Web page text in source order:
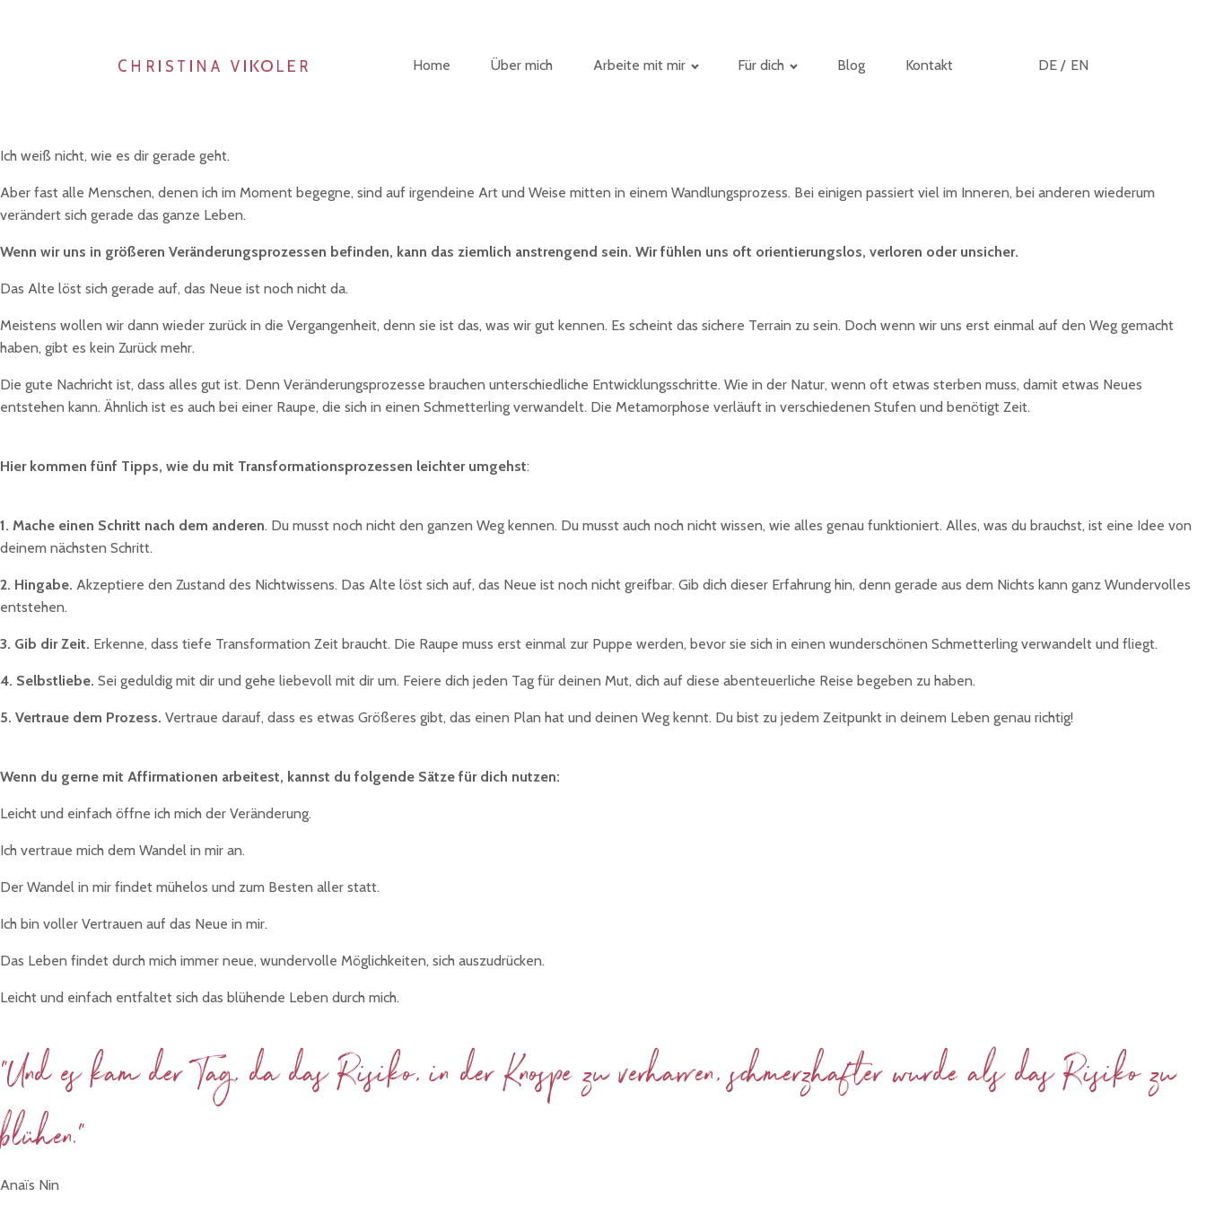
Home Über mich Arbeite mit mir Für dich Blog Kontakt DE / EN
Ich weiß nicht, wie es dir gerade geht.
Aber fast alle Menschen, denen ich im Moment begegne, sind auf irgendeine Art und Weise mitten in einem Wandlungsprozess. Bei einigen passiert viel im Inneren, bei anderen wiederum
verändert sich gerade das ganze Leben.
Wenn wir uns in größeren Veränderungsprozessen befinden, kann das ziemlich anstrengend sein. Wir fühlen uns oft orientierungslos, verloren oder unsicher.
Das Alte löst sich gerade auf, das Neue ist noch nicht da.
Meistens wollen wir dann wieder zurück in die Vergangenheit, denn sie ist das, was wir gut kennen. Es scheint das sichere Terrain zu sein. Doch wenn wir uns erst einmal auf den Weg gemacht
haben, gibt es kein Zurück mehr.
Die gute Nachricht ist, dass alles gut ist. Denn Veränderungsprozesse brauchen unterschiedliche Entwicklungsschritte. Wie in der Natur, wenn oft etwas sterben muss, damit etwas Neues
entstehen kann. Ähnlich ist es auch bei einer Raupe, die sich in einen Schmetterling verwandelt. Die Metamorphose verläuft in verschiedenen Stufen und benötigt Zeit.
Hier kommen fünf Tipps, wie du mit Transformationsprozessen leichter umgehst:
1. Mache einen Schritt nach dem anderen. Du musst noch nicht den ganzen Weg kennen. Du musst auch noch nicht wissen, wie alles genau funktioniert. Alles, was du brauchst, ist eine Idee von
deinem nächsten Schritt.
2. Hingabe. Akzeptiere den Zustand des Nichtwissens. Das Alte löst sich auf, das Neue ist noch nicht greifbar. Gib dich dieser Erfahrung hin, denn gerade aus dem Nichts kann ganz Wundervolles
entstehen.
3. Gib dir Zeit. Erkenne, dass tiefe Transformation Zeit braucht. Die Raupe muss erst einmal zur Puppe werden, bevor sie sich in einen wunderschönen Schmetterling verwandelt und fliegt.
4. Selbstliebe. Sei geduldig mit dir und gehe liebevoll mit dir um. Feiere dich jeden Tag für deinen Mut, dich auf diese abenteuerliche Reise begeben zu haben.
5. Vertraue dem Prozess. Vertraue darauf, dass es etwas Größeres gibt, das einen Plan hat und deinen Weg kennt. Du bist zu jedem Zeitpunkt in deinem Leben genau richtig!
Wenn du gerne mit Affirmationen arbeitest, kannst du folgende Sätze für dich nutzen:
Leicht und einfach öffne ich mich der Veränderung.
Ich vertraue mich dem Wandel in mir an.
Der Wandel in mir findet mühelos und zum Besten aller statt.
Ich bin voller Vertrauen auf das Neue in mir.
Das Leben findet durch mich immer neue, wundervolle Möglichkeiten, sich auszudrücken.
Leicht und einfach entfaltet sich das blühende Leben durch mich.
"Und es kam der Tag, da das Risiko, in der Knospe zu verharren, schmerzhafter wurde als das Risiko zu
blühen."
Anaïs Nin